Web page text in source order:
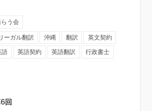
う会
リーガル翻訳 沖縄 翻訳
英文契約
語 英語契約 英語翻訳
行政書士
回